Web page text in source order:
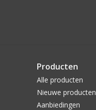
Producten
Alle producten
Nieuwe producten
Aanbiedingen